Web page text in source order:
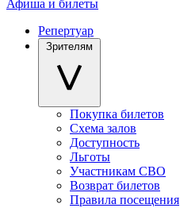
Афиша и билеты
Репертуар
Зрителям
Покупка билетов
Схема залов
Доступность
Льготы
Участникам СВО
Возврат билетов
Правила посещения